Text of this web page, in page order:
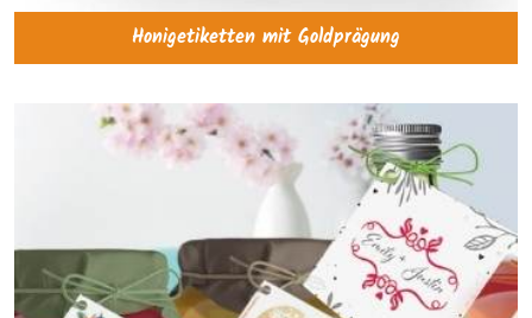
Honigetiketten mit Goldprägung